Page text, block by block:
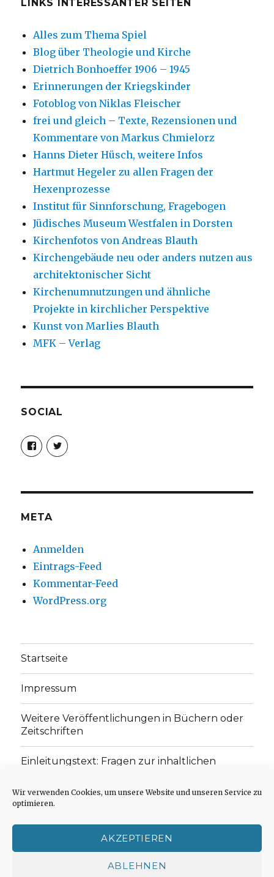
Wir verwenden Cookies, um unsere Website und unseren Service zu
optimieren.
AKZEPTIEREN
ABLEHNEN
LINKS INTERESSANTER SEITEN
Alles zum Thema Spiel
Blog über Theologie und Kirche
Dietrich Bonhoeffer 1906 – 1945
Erinnerungen der Kriegskinder
Fotoblog von Niklas Fleischer
frei und gleich – Texte, Rezensionen und
Kommentare von Markus Chmielorz
Hanns Dieter Hüsch, weitere Infos
Hartmut Hegeler zu allen Fragen der
Hexenprozesse
Institut für Sinnforschung, Fragebogen
Jüdisches Museum Westfalen in Dorsten
Kirchenfotos von Andreas Blauth
Kirchengebäude neu oder anders nutzen aus
architektonischer Sicht
Kirchenumnutzungen und ähnliche
Projekte in kirchlicher Perspektive
Kunst von Marlies Blauth
MFK – Verlag
SOCIAL
Profil
von
christoph.fleischer1
anzeigen
Profil
von
anzeigen
META
Anmelden
Eintrags-Feed
Kommentar-Feed
WordPress.org
Startseite
Impressum
Weitere Veröffentlichungen in Büchern oder
Zeitschriften
Einleitungstext: Fragen zur inhaltlichen
„schwachen Glaubens“
Cookie-Richtlinie (EU)